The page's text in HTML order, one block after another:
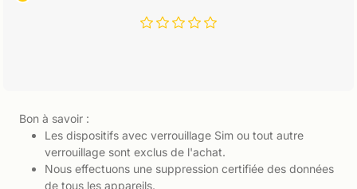
Bon à savoir :
Les dispositifs avec verrouillage Sim ou tout autre
verrouillage sont exclus de l'achat.
Nous effectuons une suppression certifiée des données
de tous les appareils.